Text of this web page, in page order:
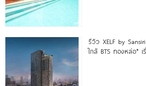
รีวิว XELF by
ใกล้ BTS ทองหล่อ*